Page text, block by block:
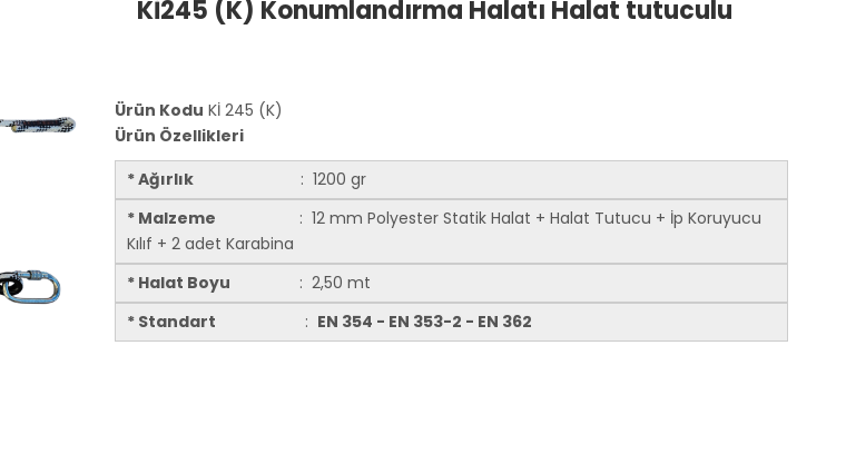
Kİ245 (K) Konumlandırma Halatı Halat tutuculu
Ürün Kodu Kİ 245 (K)
Ürün Özellikleri
* Ağırlık
: 1200 gr
* Malzeme
: 12 mm Polyester Statik Halat + Halat Tutucu + İp Koruyucu
Kılıf + 2 adet Karabina
* Halat Boyu
: 2,50 mt
* Standart : EN 354 - EN 353-2 - EN 362